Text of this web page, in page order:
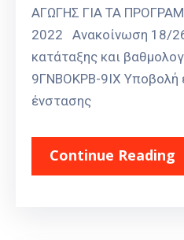
ΑΓΩΓΗΣ ΓΙΑ ΤΑ
2022 Ανακοίνωση 18/
κατάταξης και
9ΓΝΒΟΚΡΒ-9ΙΧ Υποβολή
ένστασης
Continue Reading